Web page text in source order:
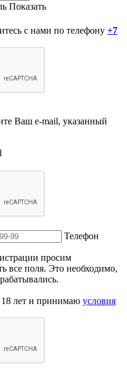
Показать
с нами по телефону +7
Ваш e-mail, указанный
Телефон
просим
все поля. Это необходимо,
лет и принимаю условия